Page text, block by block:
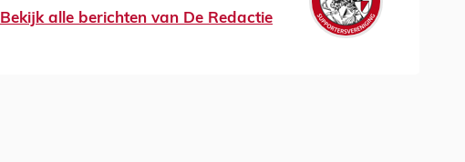
Bekijk alle berichten van De Redactie